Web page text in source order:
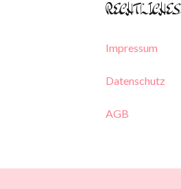
RECHTLICHES
Impressum
Datenschutz
AGB